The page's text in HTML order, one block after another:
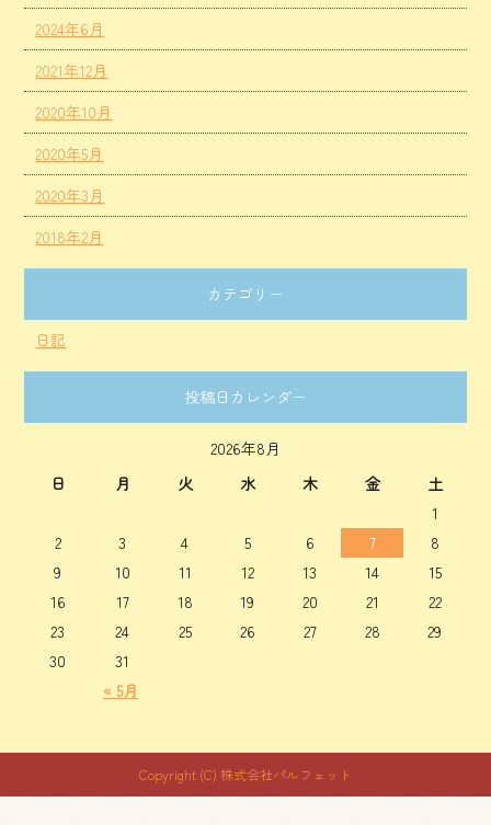
2024年6月
2021年12月
2020年10月
2020年5月
2020年3月
2018年2月
カテゴリー
日記
投稿日カレンダー
2026年8月
日
月 火 水 木 金 土
« 5月
1
2
3 4 5 6 7
8
9
10 11 12 13 14
15
16
17 18 19 20 21
22
23
24 25 26 27 28
29
30
31
Copyright (C) 株式会社パルフェット